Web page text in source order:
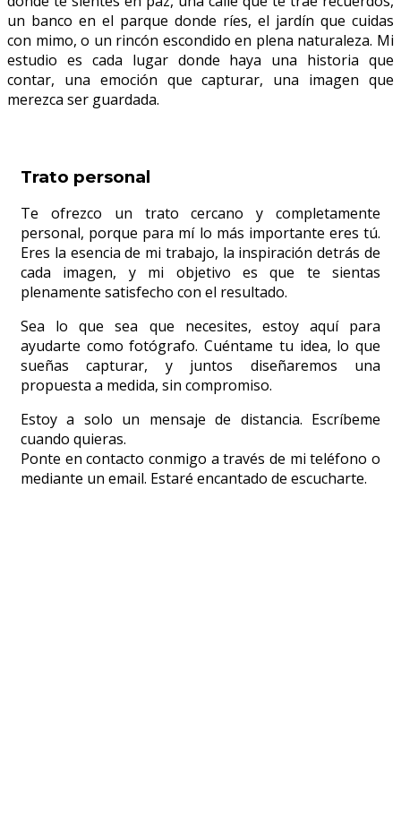
un banco en el parque donde ríes, el jardín que cuidas
con mimo, o un rincón escondido en plena naturaleza. Mi
estudio es cada lugar donde haya una historia que
contar, una emoción que capturar, una imagen que
merezca ser guardada.
Trato personal
Te ofrezco un trato cercano y completamente
personal, porque para mí lo más importante eres tú.
Eres la esencia de mi trabajo, la inspiración detrás de
cada imagen, y mi objetivo es que te sientas
plenamente satisfecho con el resultado.
Sea lo que sea que necesites, estoy aquí para
ayudarte como fotógrafo. Cuéntame tu idea, lo que
sueñas capturar, y juntos diseñaremos una
propuesta a medida, sin compromiso.
Estoy a solo un mensaje de distancia. Escríbeme
cuando quieras.
Ponte en contacto conmigo a través de mi teléfono o
mediante un email. Estaré encantado de escucharte.